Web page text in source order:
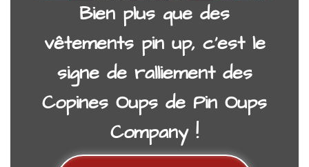
Bien plus que des
vêtements pin up, c’est le
signe de ralliement des
Copines Oups de Pin Oups
Company !